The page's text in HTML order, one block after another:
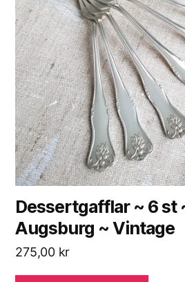
Dessertgafflar ~ 6 st
Augsburg ~ Vintage
275,00 kr